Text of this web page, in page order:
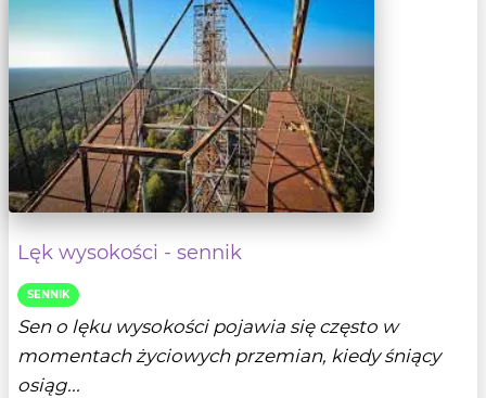
Lęk wysokości - sennik
SENNIK
Sen o lęku wysokości pojawia się często w
momentach życiowych przemian, kiedy śniący
osiąg...